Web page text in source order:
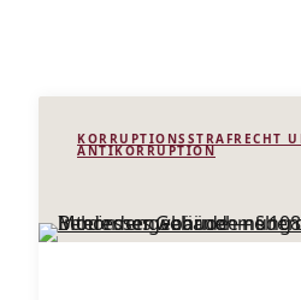
KORRUPTIONSSTRAFRECHT
ANTIKORRUPTION